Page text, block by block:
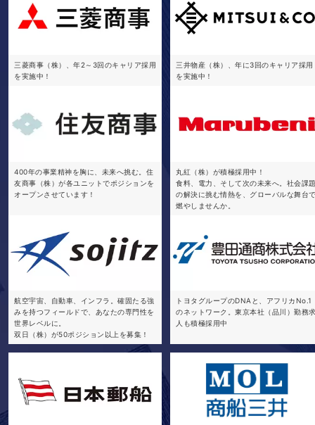
三菱商事（株）、年2～3回のキャリア採用
を実施中！
三井物産（株）、年に3回のキャリア採用
を実施中！
400年の事業精神を胸に、未来へ挑む。住
友商事（株）が各ユニットでポジションを
オープンさせています！
丸紅（株）が積極採用中！
食料、電力、そして次の未来へ。社会課
の解決に挑む情熱を、グローバルな舞台
燃やしませんか。
航空宇宙、自動車、インフラ。確固たる強
みを持つフィールドで、あなたの専門性を
世界レベルに。
双日（株）が50ポジション以上を募集！
トヨタグループのDNAと、アフリカNo.1
のネットワーク。東京本社（品川）勤務
人も積極採用中